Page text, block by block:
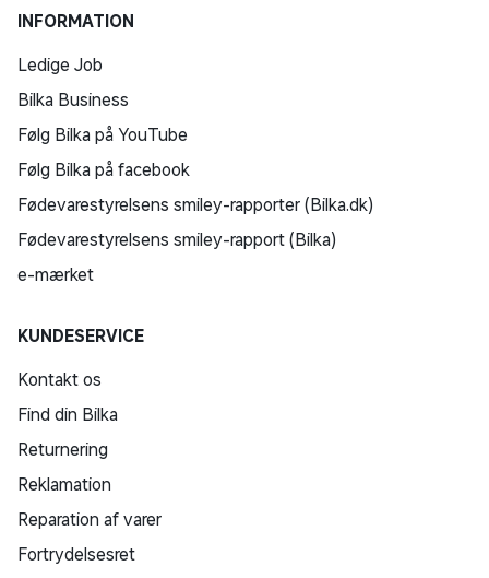
INFORMATION
Ledige Job
Bilka Business
Følg Bilka på YouTube
Følg Bilka på facebook
Fødevarestyrelsens smiley-rapporter (Bilka.dk)
Fødevarestyrelsens smiley-rapport (Bilka)
e-mærket
KUNDESERVICE
Kontakt os
Find din Bilka
Returnering
Reklamation
Reparation af varer
Fortrydelsesret